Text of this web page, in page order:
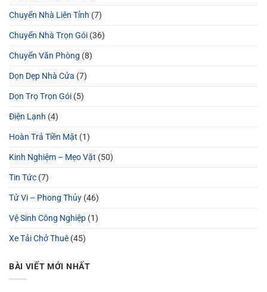
Chuyển Nhà Liên Tỉnh (7)
Chuyển Nhà Trọn Gói (36)
Chuyển Văn Phòng (8)
Dọn Dẹp Nhà Cửa (7)
Dọn Trọ Trọn Gói (5)
Điện Lạnh (4)
Hoàn Trả Tiền Mặt (1)
Kinh Nghiệm – Mẹo Vặt (50)
Tin Tức (7)
Tử Vi – Phong Thủy (46)
Vệ Sinh Công Nghiệp (1)
Xe Tải Chở Thuê (45)
BÀI VIẾT MỚI NHẤT